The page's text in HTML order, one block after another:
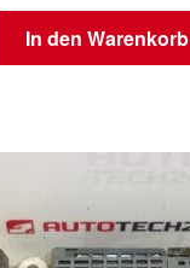
In den Warenkorb